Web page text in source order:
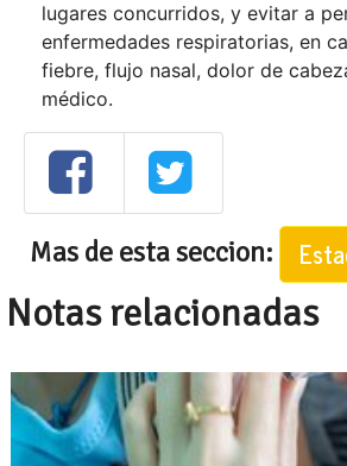
lugares concurridos, y evitar a
enfermedades respiratorias, en
fiebre, flujo nasal, dolor de
médico.
Mas de esta seccion:
Notas relacionadas